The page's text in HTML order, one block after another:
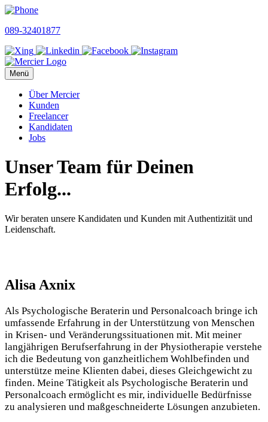
Skip
content
089-32401877
Menü
Über Mercier
Kunden
Freelancer
Kandidaten
Jobs
Unser Team für Deinen
Erfolg...
Wir beraten unsere Kandidaten und Kunden mit Authentizität und
Leidenschaft.
Alisa Axnix
Als Psychologische Beraterin und Personalcoach bringe ich
umfassende Erfahrung in der Unterstützung von Menschen
in Krisen- und Veränderungssituationen mit. Mit meiner
langjährigen Berufserfahrung in der Physiotherapie verstehe
ich die Bedeutung von ganzheitlichem Wohlbefinden und
unterstütze meine Klienten dabei, dieses Gleichgewicht zu
finden. Meine Tätigkeit als Psychologische Beraterin und
Personalcoach ermöglicht es mir, individuelle Bedürfnisse
zu analysieren und maßgeschneiderte Lösungen anzubieten.